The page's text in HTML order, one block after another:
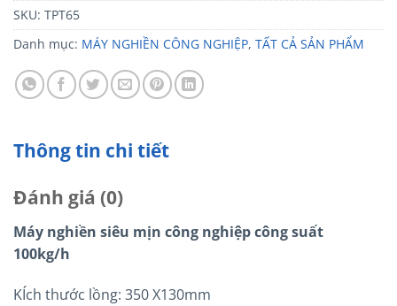
SKU: TPT65
Danh mục: MÁY NGHIỀN CÔNG NGHIỆP, TẤT CẢ SẢN PHẨM
Thông tin chi tiết
Đánh giá (0)
Máy nghiền siêu mịn công nghiệp công suất
100kg/h
KÍch thước lồng: 350 X130mm